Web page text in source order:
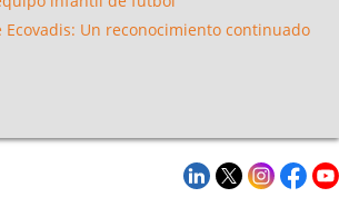
Ecovadis: Un reconocimiento continuado